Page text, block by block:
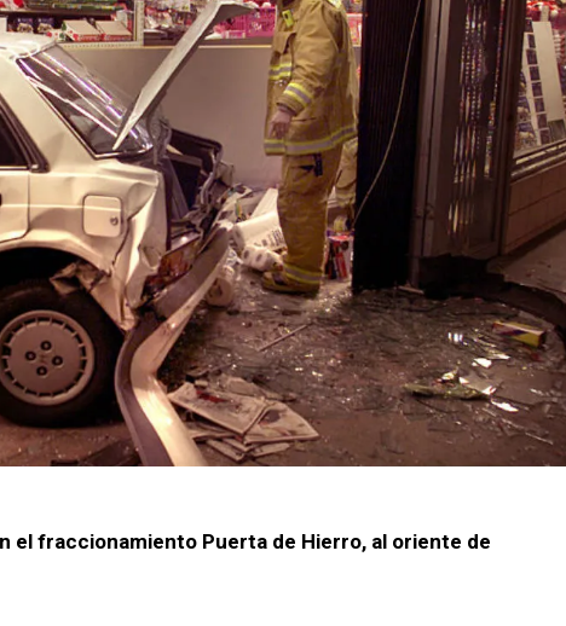
el fraccionamiento Puerta de Hierro, al oriente de